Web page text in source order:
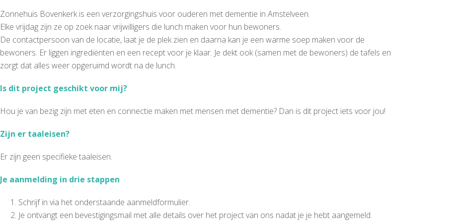
Zonnehuis Bovenkerk is een verzorgingshuis voor ouderen met dementie in Amstelveen.
Elke vrijdag zijn ze op zoek naar vrijwilligers die lunch maken voor hun bewoners.
De contactpersoon van de locatie, laat je de plek zien en daarna kan je een warme soep maken voor de
bewoners. Er liggen ingrediënten en een recept voor je klaar. Je dekt ook (samen met de bewoners) de tafels en
zorgt dat alles weer opgeruimd wordt na de lunch.
Is dit project geschikt voor mij?
Hou je van bezig zijn met eten en connectie maken met mensen met dementie? Dan is dit project iets voor jou!
Zijn er taaleisen?
Er zijn geen specifieke taaleisen.
Je aanmelding in drie stappen
Schrijf in via het onderstaande aanmeldformulier.
Je ontvangt een bevestigingsmail met alle details over het project van ons nadat je je hebt aangemeld.